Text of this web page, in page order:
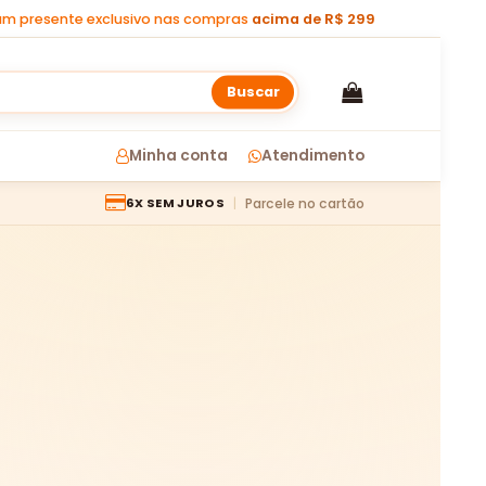
presente exclusivo nas compras acima de R$ 299
Buscar
Minha conta Atendimento
6X SEM JUROS Parcele no cartão